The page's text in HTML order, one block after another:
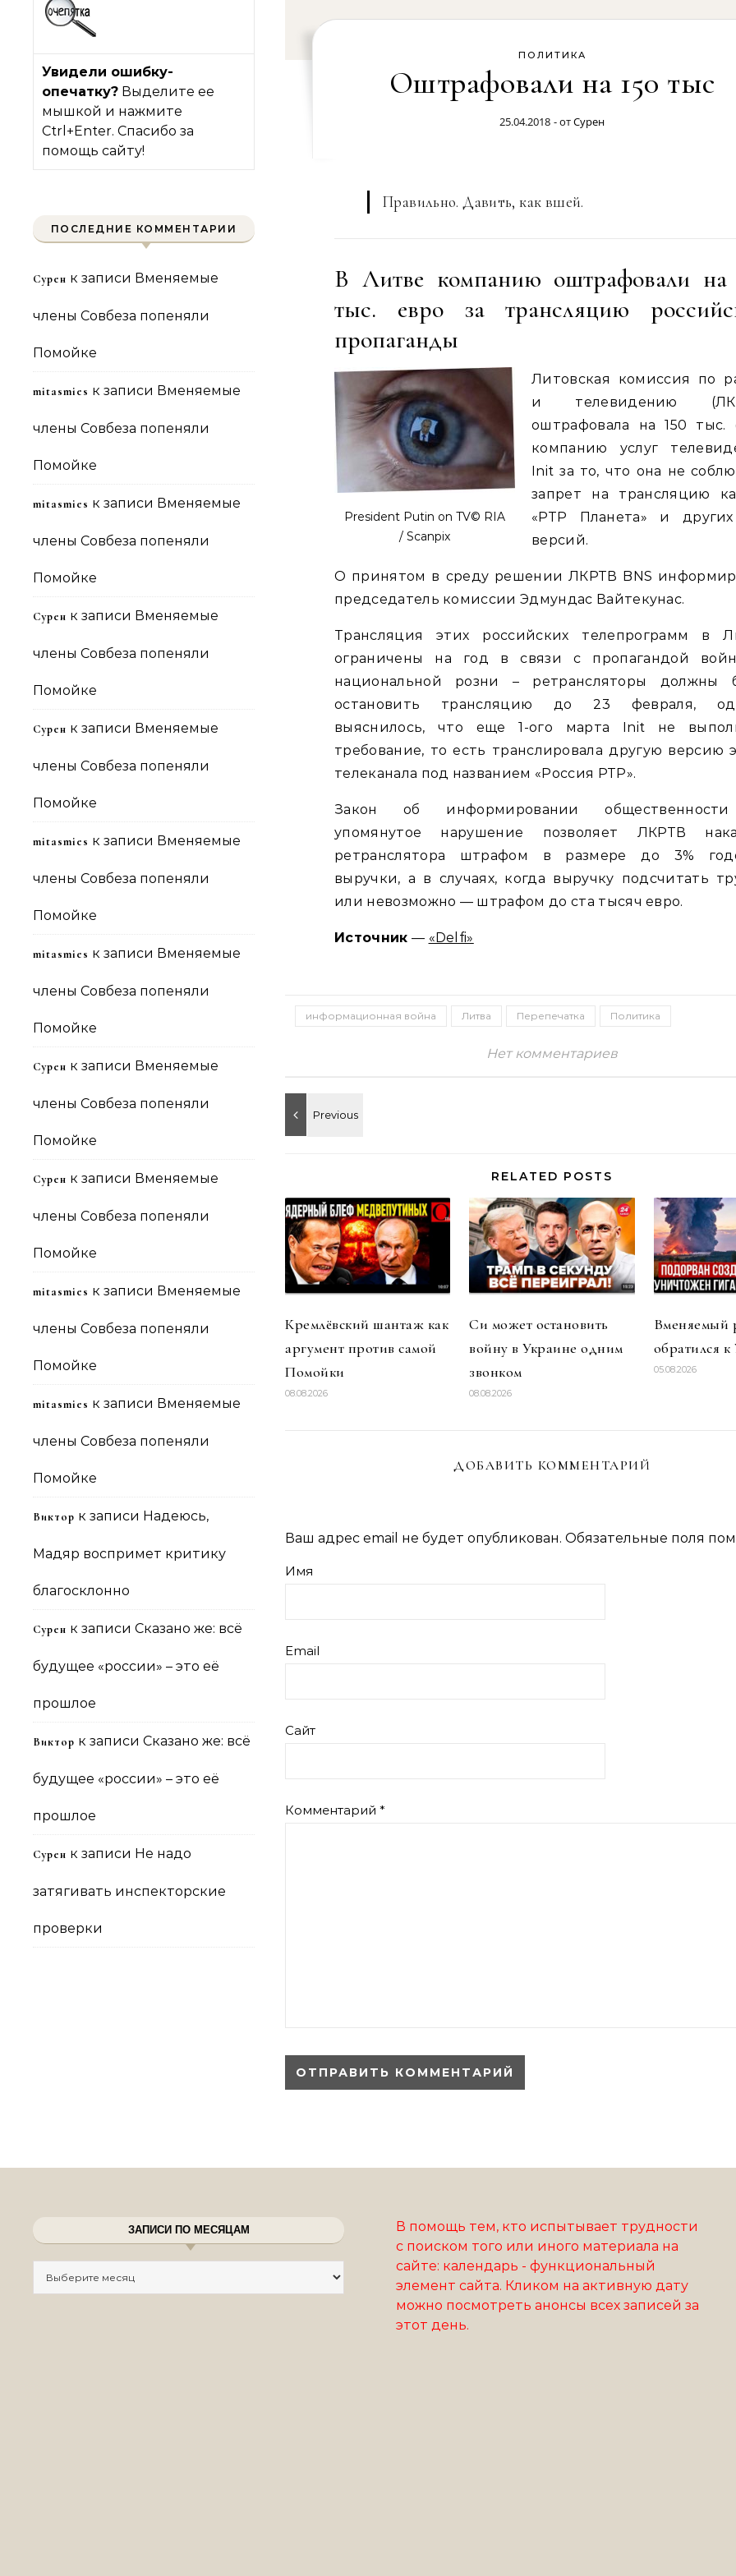
Увидели ошибку-
опечатку? Выделите ее
мышкой и нажмите
Ctrl+Enter. Спасибо за
помощь сайту!
ПОСЛЕДНИЕ КОММЕНТАРИИ
Сурен к записи Вменяемые
члены Совбеза попеняли
Помойке
mitasmies к записи Вменяемые
члены Совбеза попеняли
Помойке
mitasmies к записи Вменяемые
члены Совбеза попеняли
Помойке
Сурен к записи Вменяемые
члены Совбеза попеняли
Помойке
Сурен к записи Вменяемые
члены Совбеза попеняли
Помойке
mitasmies к записи Вменяемые
члены Совбеза попеняли
Помойке
mitasmies к записи Вменяемые
члены Совбеза попеняли
Помойке
Сурен к записи Вменяемые
члены Совбеза попеняли
Помойке
Сурен к записи Вменяемые
члены Совбеза попеняли
Помойке
mitasmies к записи Вменяемые
члены Совбеза попеняли
Помойке
mitasmies к записи Вменяемые
члены Совбеза попеняли
Помойке
Виктор к записи Надеюсь,
Мадяр воспримет критику
благосклонно
Сурен к записи Сказано же: всё
будущее «россии» – это её
прошлое
Виктор к записи Сказано же: всё
будущее «россии» – это её
прошлое
Сурен к записи Не надо
затягивать инспекторские
проверки
ПОЛИТИКА
Оштрафовали на 150 тыс
25.04.2018 - отСурен
Правильно. Давить, как вшей.
В Литве компанию оштрафовали на
тыс. евро за трансляцию
пропаганды
President Putin on TV© RIA
/ Scanpix
Литовская комиссия по
и телевидению
оштрафовала на 150 тыс.
компанию услуг
Init за то, что она не
запрет на трансляцию
«РТР Планета» и
версий.
О принятом в среду решении ЛКРТВ BNS
председатель комиссии Эдмундас Вайтекунас.
Трансляция этих российских телепрограмм в
ограничены на год в связи с пропагандой
национальной розни – ретрансляторы должны
остановить трансляцию до 23 февраля,
выяснилось, что еще 1-ого марта Init не
требование, то есть транслировала другую версию
телеканала под названием «Россия РТР».
Закон об информировании
упомянутое нарушение позволяет ЛКРТВ
ретранслятора штрафом в размере до 3%
выручки, а в случаях, когда выручку подсчитать
или невозможно — штрафом до ста тысяч евро.
Источник — «Delfi»
информационная война Литва Перепечатка Политика
Нет комментариев
RELATED POSTS
Кремлёвский шантаж как
аргумент против самой
Помойки
08.08.2026
Си может остановить
войну в Украине одним
звонком
08.08.2026
Вменяемый
обратился
05.08.2026
ДОБАВИТЬ КОММЕНТАРИЙ
Ваш адрес email не будет опубликован. Обязательные поля
Имя
Email
Сайт
Комментарий *
ЗАПИСИ ПО МЕСЯЦАМ
В помощь тем, кто испытывает трудности
с поиском того или иного материала на
сайте: календарь - функциональный
элемент сайта. Кликом на активную дату
можно посмотреть анонсы всех записей за
этот день.